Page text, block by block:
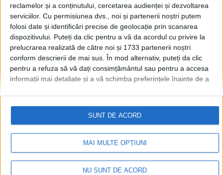
reclamelor și a conținutului, cercetarea audienței și dezvoltarea
serviciilor. Cu permisiunea dvs., noi și partenerii noștri putem
folosi date și identificări precise de geolocație prin scanarea
dispozitivului. Puteți da clic pentru a vă da acordul cu privire la
prelucrarea realizată de către noi și 1733 partenerii noștri
conform descrierii de mai sus. În mod alternativ, puteți da clic
pentru a refuza să vă dați consimțământul sau pentru a accesa
informații mai detaliate și a vă schimba preferințele înainte de a
retrageți consimțământul în orice moment, revenind la acest site
și făcând clic pe butonul "Confidențialitate" din partea de jos a
paginii web.
MAI MULTE OPȚIUNI
NU SUNT DE ACORD
SUNT DE ACORD
© 2020 Radio TOP Suceava 104 FM